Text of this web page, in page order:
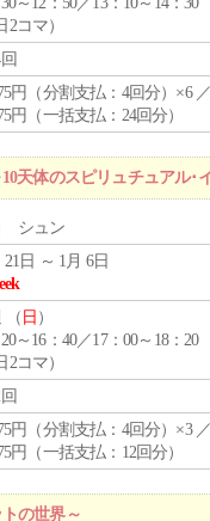
2コマ）
円（分割支払：4回分）×6
円（一括支払：24回分）
天体のスピリュチュアル･
シュン
21日 ～ 1月 6日
（ 日 ）
～16：40／17：00～18：20
2コマ）
円（分割支払：4回分）×3
円（一括支払：12回分）
の世界～